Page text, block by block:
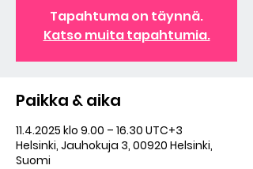
Tapahtuma on täynnä.
Katso muita tapahtumia.
Paikka & aika
11.4.2025 klo 9.00 – 16.30 UTC+3
Helsinki, Jauhokuja 3, 00920 Helsinki,
Suomi